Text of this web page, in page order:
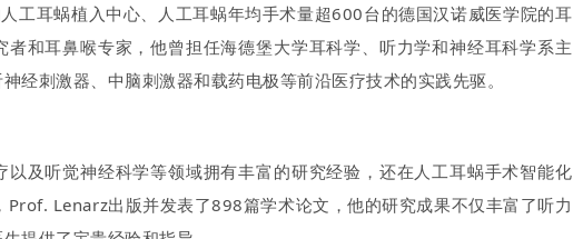
工耳蜗植入中心、人工耳蜗年均手术量超600台的德国汉诺威医学院的耳
和耳鼻喉专家，他曾担任海德堡大学耳科学、听力学和神经耳科学系主
经刺激器、中脑刺激器和载药电极等前沿医疗技术的实践先驱。
及听觉神经科学等领域拥有丰富的研究经验，还在人工耳蜗手术智能化
Lenarz出版并发表了898篇学术论文，他的研究成果不仅丰富了听力